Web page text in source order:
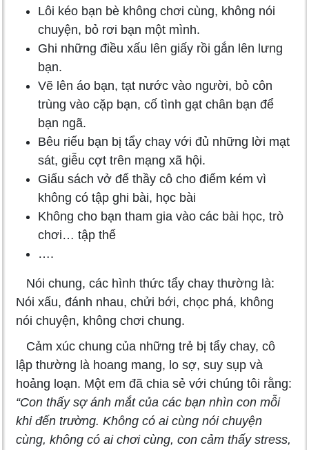
Lôi kéo bạn bè không chơi cùng, không nói
chuyện, bỏ rơi bạn một mình.
Ghi những điều xấu lên giấy rồi gắn lên lưng
bạn.
Vẽ lên áo bạn, tạt nước vào người, bỏ côn
trùng vào cặp bạn, cố tình gạt chân bạn để
bạn ngã.
Bêu riếu bạn bị tẩy chay với đủ những lời mạt
sát, giễu cợt trên mạng xã hội.
Giấu sách vở để thầy cô cho điểm kém vì
không có tập ghi bài, học bài
Không cho bạn tham gia vào các bài học, trò
chơi… tập thể
….
Nói chung, các hình thức tẩy chay thường là:
Nói xấu, đánh nhau, chửi bới, chọc phá, không
nói chuyện, không chơi chung.
Cảm xúc chung của những trẻ bị tẩy chay, cô
lập thường là hoang mang, lo sợ, suy sụp và
hoảng loạn. Một em đã chia sẻ với chúng tôi rằng:
“Con thấy sợ ánh mắt của các bạn nhìn con mỗi
khi đến trường. Không có ai cùng nói chuyện
cùng, không có ai chơi cùng, con cảm thấy stress,